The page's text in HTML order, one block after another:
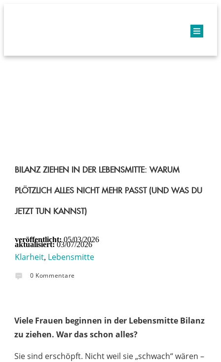
BILANZ ZIEHEN IN DER LEBENSMITTE: WARUM
PLÖTZLICH ALLES NICHT MEHR PASST (UND WAS DU
JETZT TUN KANNST)
veröffentlicht: 05/03/2026
aktualisiert: 03/07/2026
Klarheit, Lebensmitte
0 Kommentare
Viele Frauen beginnen in der Lebensmitte Bilanz
zu ziehen. War das schon alles?
Sie sind erschöpft. Nicht weil sie „schwach“ wären –